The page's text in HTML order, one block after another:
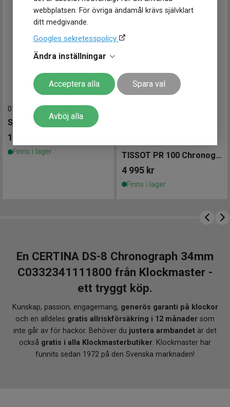
webbplatsen. För övriga ändamål krävs självklart
ditt medgivande.
Googles sekretesspolicy
Ändra inställningar
Acceptera alla Spara val
Avböj alla
010211 -35.5 mm
18 200
Finns i lager TISSOT PR 100 Chronograph 36mm
4 995 kr
Finns i lager
En CERTINA DS-8 Chronograph 34mm
C0332341111800 från Klockmaster -
ett tryggt köp.
Kunskap, passion, engagemang, generös garanti på klockor
och en alldeles gratis allriskförsäkring i 12 månader som
inte går av för hackor. Behöver du justera armbandet är det
också gratis i alla Klockmasterbutiker. Klockmaster har
funnits sedan 1972 på den Svenska marknaden!